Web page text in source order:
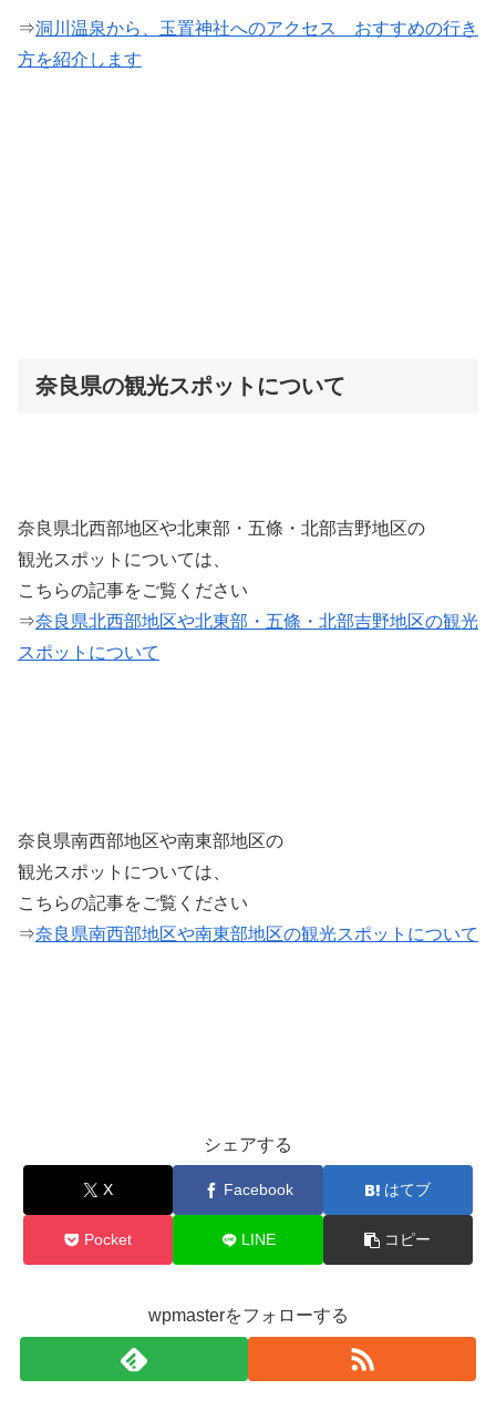
⇒洞川温泉から、玉置神社へのアクセス おすすめの行き
方を紹介します
奈良県の観光スポットについて
奈良県北西部地区や北東部・五條・北部吉野地区の
観光スポットについては、
こちらの記事をご覧ください
⇒奈良県北西部地区や北東部・五條・北部吉野地区の観光
スポットについて
奈良県南西部地区や南東部地区の
観光スポットについては、
こちらの記事をご覧ください
⇒奈良県南西部地区や南東部地区の観光スポットについて
シェアする
X Facebook はてブ
Pocket LINE コピー
wpmasterをフォローする